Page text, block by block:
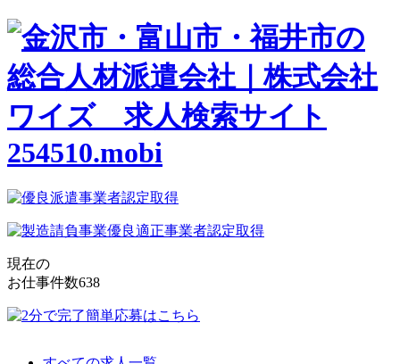
現在の
お仕事件数638